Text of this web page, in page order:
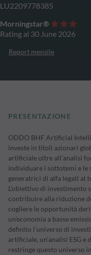
LU2209778385
Morningstar®
Rating al 30 June 2026
Report mensile
PRESENTAZIONE
ODDO BHF Artificial
investe in titoli azionari
artificiale oltre all'analisi
individuare i sottotemi e le
generatrici di alfa legati al
L'obiettivo di investimento
contribuire alla riduzione
cogliere le opportunità
un'economia a basse
definito l'universo di
artificiale, un'analisi ESG e
restringe questo universo